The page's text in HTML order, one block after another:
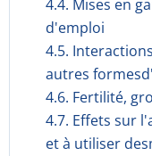
4.4. Mises en
d'emploi
4.5.
autres
4.6. Fertilité,
4.7. Effets sur
et à utiliser